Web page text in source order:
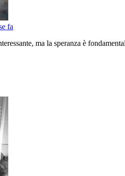
fa
ma la speranza è